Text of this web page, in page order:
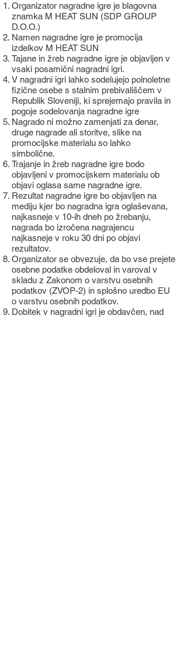
Organizator nagradne igre je blagovna
znamka M HEAT SUN (SDP GROUP
D.O.O.)
Namen nagradne igre je promocija
izdelkov M HEAT SUN
Tajane in žreb nagradne igre je objavljen v
vsaki posamični nagradni igri.
V nagradni igri lahko sodelujejo polnoletne
fizične osebe s stalnim prebivališčem v
Republik Sloveniji, ki sprejemajo pravila in
pogoje sodelovanja nagradne igre
Nagrado ni možno zamenjati za denar,
druge nagrade ali storitve, slike na
promocijske materialu so lahko
simbolične.
Trajanje in žreb nagradne igre bodo
objavljeni v promocijskem materialu ob
objavi oglasa same nagradne igre.
Rezultat nagradne igre bo objavljen na
mediju kjer bo nagradna igra oglaševana,
najkasneje v 10-ih dneh po žrebanju,
nagrada bo izročena nagrajencu
najkasneje v roku 30 dni po objavi
rezultatov.
Organizator se obvezuje, da bo vse prejete
osebne podatke obdeloval in varoval v
skladu z Zakonom o varstvu osebnih
podatkov (ZVOP-2) in splošno uredbo EU
o varstvu osebnih podatkov.
Dobitek v nagradni igri je obdavčen, nad